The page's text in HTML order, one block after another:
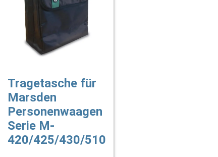
Tragetasche für
Marsden
Personenwaagen
Serie M-
420/425/430/510